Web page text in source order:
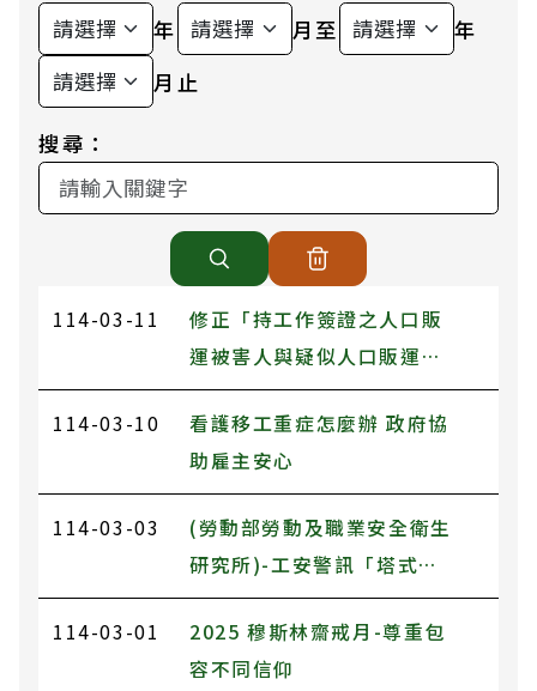
年
月至
年
月止
搜尋：
114-03-11
修正「持工作簽證之人口販
運被害人與疑似人口販運被
害人安置保護及費用墊付處
理要點」，並自即日生效
114-03-10
看護移工重症怎麼辦 政府協
助雇主安心
114-03-03
(勞動部勞動及職業安全衛生
研究所)-工安警訊「塔式起
重機作業危害預防
114-03-01
2025 穆斯林齋戒月-尊重包
容不同信仰